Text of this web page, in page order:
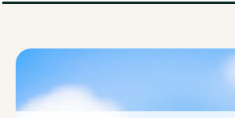
ご相談・見学予約・資料